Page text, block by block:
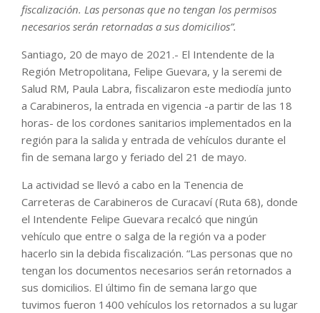
fiscalización. Las personas que no tengan los permisos
necesarios serán retornadas a sus domicilios”.
Santiago, 20 de mayo de 2021.- El Intendente de la
Región Metropolitana, Felipe Guevara, y la seremi de
Salud RM, Paula Labra, fiscalizaron este mediodía junto
a Carabineros, la entrada en vigencia -a partir de las 18
horas- de los cordones sanitarios implementados en la
región para la salida y entrada de vehículos durante el
fin de semana largo y feriado del 21 de mayo.
La actividad se llevó a cabo en la Tenencia de
Carreteras de Carabineros de Curacaví (Ruta 68), donde
el Intendente Felipe Guevara recalcó que ningún
vehículo que entre o salga de la región va a poder
hacerlo sin la debida fiscalización. “Las personas que no
tengan los documentos necesarios serán retornados a
sus domicilios. El último fin de semana largo que
tuvimos fueron 1400 vehículos los retornados a su lugar